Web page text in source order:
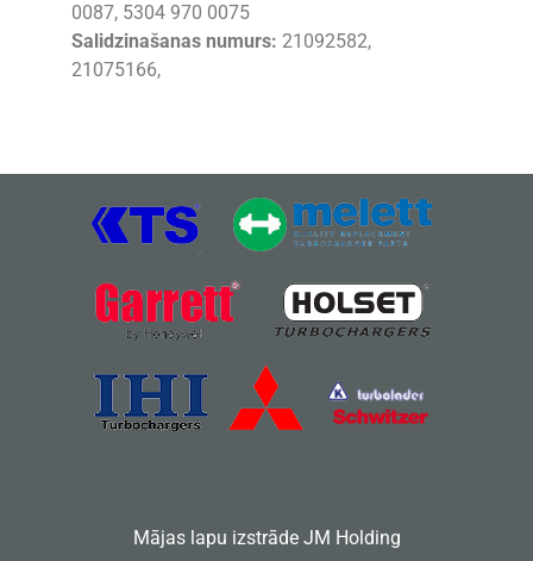
0087, 5304 970 0075
Salidzinašanas numurs: 21092582,
21075166,
Mājas lapu izstrādeJM Holding